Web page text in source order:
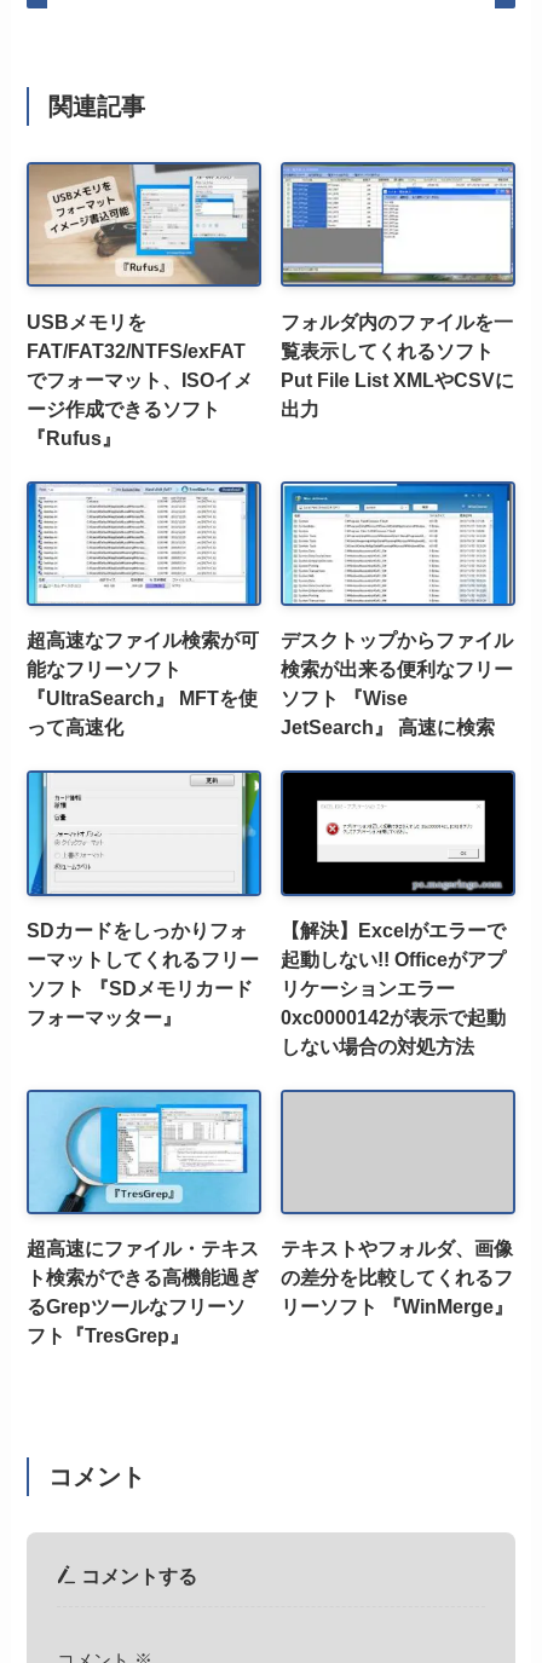
関連記事
USBメモリを
FAT/FAT32/NTFS/exFAT
でフォーマット、ISOイメ
ージ作成できるソフト
『Rufus』
フォルダ内のファイルを一
覧表示してくれるソフト
Put File List XMLやCSVに
出力
超高速なファイル検索が可
能なフリーソフト
『UltraSearch』 MFTを使
って高速化
デスクトップからファイル
検索が出来る便利なフリー
ソフト 『Wise
JetSearch』 高速に検索
SDカードをしっかりフォ
ーマットしてくれるフリー
ソフト 『SDメモリカード
フォーマッター』
【解決】Excelがエラーで
起動しない!! Officeがアプ
リケーションエラー
0xc0000142が表示で起動
しない場合の対処方法
超高速にファイル・テキス
ト検索ができる高機能過ぎ
るGrepツールなフリーソ
フト『TresGrep』
テキストやフォルダ、画像
の差分を比較してくれるフ
リーソフト 『WinMerge』
コメント
コメントする